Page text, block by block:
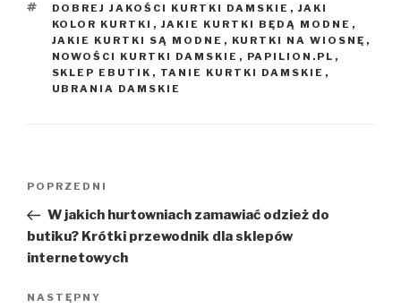
TAGI
DOBREJ JAKOŚCI KURTKI DAMSKIE , JAKI
KOLOR KURTKI , JAKIE KURTKI BĘDĄ MODNE ,
JAKIE KURTKI SĄ MODNE , KURTKI NA WIOSNĘ ,
NOWOŚCI KURTKI DAMSKIE , PAPILION.PL ,
SKLEP EBUTIK , TANIE KURTKI DAMSKIE ,
UBRANIA DAMSKIE
Poprzedni
wpis
POPRZEDNI
W jakich hurtowniach zamawiać odzież do
butiku? Krótki przewodnik dla sklepów
internetowych
Następny
NASTĘPNY